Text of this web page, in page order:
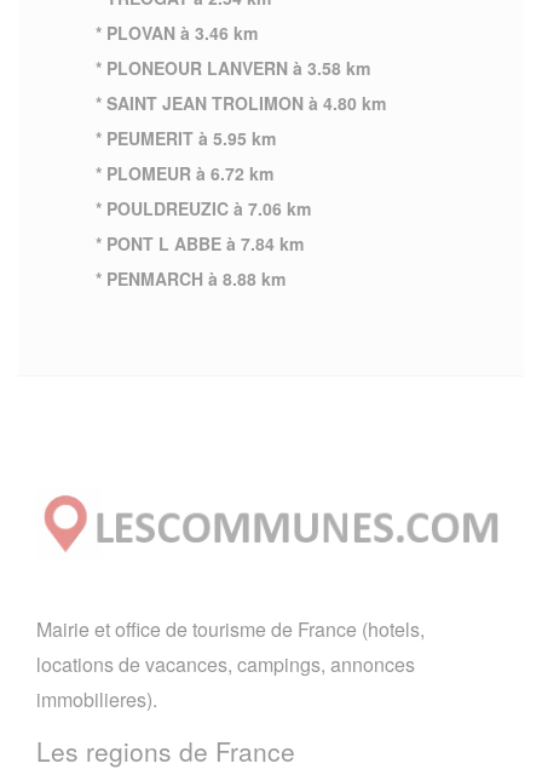
* PLOVAN à 3.46 km
* PLONEOUR LANVERN à 3.58 km
* SAINT JEAN TROLIMON à 4.80 km
* PEUMERIT à 5.95 km
* PLOMEUR à 6.72 km
* POULDREUZIC à 7.06 km
* PONT L ABBE à 7.84 km
* PENMARCH à 8.88 km
Mairie et office de tourisme de France (hotels,
locations de vacances, campings, annonces
immobilieres).
Les regions de France